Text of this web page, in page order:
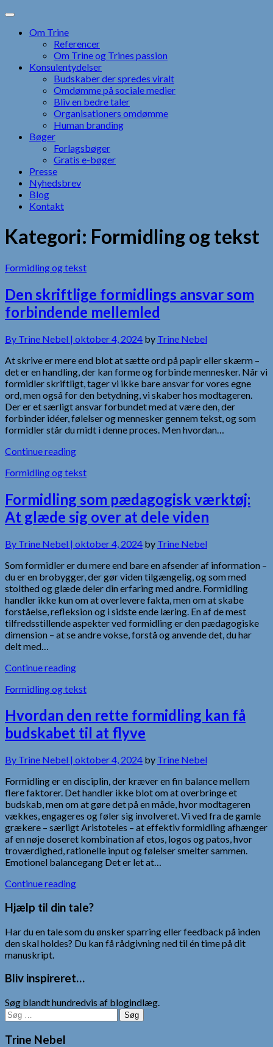
Skip
contentOm Trine
Referencer
Om Trine og Trines passion
Konsulentydelser
Budskaber der spredes viralt
Omdømme på sociale medier
Bliv en bedre taler
Organisationers omdømme
Human branding
Bøger
Forlagsbøger
Gratis e-bøger
Presse
Nyhedsbrev
Blog
Kontakt
Kategori: Formidling og tekst
Formidling og tekst
Den skriftlige formidlings ansvar som
forbindende mellemled
By Trine Nebel | oktober 4, 2024 by Trine Nebel
At skrive er mere end blot at sætte ord på papir eller skærm –
det er en handling, der kan forme og forbinde mennesker. Når vi
formidler skriftligt, tager vi ikke bare ansvar for vores egne
ord, men også for den betydning, vi skaber hos modtageren.
Der er et særligt ansvar forbundet med at være den, der
forbinder idéer, følelser og mennesker gennem tekst, og som
formidler står du midt i denne proces. Men hvordan…
Continue reading
Formidling og tekst
Formidling som pædagogisk værktøj:
At glæde sig over at dele viden
By Trine Nebel | oktober 4, 2024 by Trine Nebel
Som formidler er du mere end bare en afsender af information –
du er en brobygger, der gør viden tilgængelig, og som med
stolthed og glæde deler din erfaring med andre. Formidling
handler ikke kun om at overlevere fakta, men om at skabe
forståelse, refleksion og i sidste ende læring. En af de mest
tilfredsstillende aspekter ved formidling er den pædagogiske
dimension – at se andre vokse, forstå og anvende det, du har
delt med…
Continue reading
Formidling og tekst
Hvordan den rette formidling kan få
budskabet til at flyve
By Trine Nebel | oktober 4, 2024 by Trine Nebel
Formidling er en disciplin, der kræver en fin balance mellem
flere faktorer. Det handler ikke blot om at overbringe et
budskab, men om at gøre det på en måde, hvor modtageren
vækkes, engageres og føler sig involveret. Vi ved fra de gamle
grækere – særligt Aristoteles – at effektiv formidling afhænger
af en nøje doseret kombination af etos, logos og patos, hvor
troværdighed, rationelle input og følelser smelter sammen.
Emotionel balancegang Det er let at…
Continue reading
Hjælp til din tale?
Har du en tale som du ønsker sparring eller feedback på inden
den skal holdes? Du kan få rådgivning ned til én time på dit
manuskript.
Bliv inspireret…
Søg blandt hundredvis af blogindlæg.
Søg
efter:
Trine Nebel